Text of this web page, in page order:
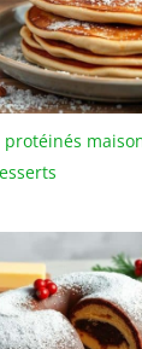
offrirons un
remplacement
les plateaux
cassés
protéinés